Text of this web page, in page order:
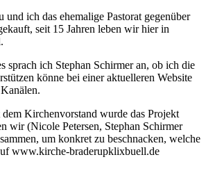
und ich das ehemalige Pastorat gegenüber
seit 15 Jahren leben wir hier in
sprach ich Stephan Schirmer an, ob ich die
könne bei einer aktuelleren Website
Kirchenvorstand wurde das Projekt
wir (Nicole Petersen, Stephan Schirmer
um konkret zu beschnacken, welche
www.kirche-braderupklixbuell.de